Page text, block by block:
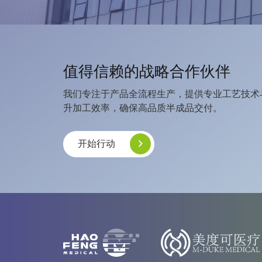
值得信赖的战略合作伙伴
我们专注于产品全流程生产，提供专业工艺技
升加工效率，确保高品质半成品交付。
开始行动